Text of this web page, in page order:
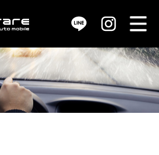
販売車両 / car stock
買取査定 / purchase